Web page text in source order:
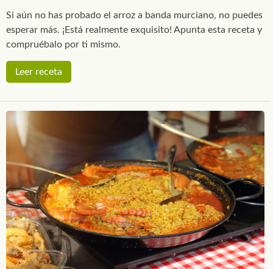
Si aún no has probado el arroz a banda murciano, no puedes
esperar más. ¡Está realmente exquisito! Apunta esta receta y
compruébalo por ti mismo.
Leer receta